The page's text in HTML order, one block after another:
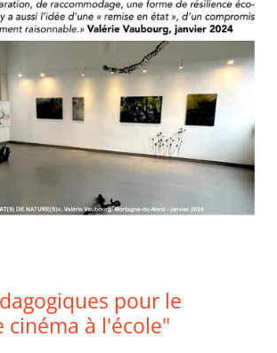
pour le
cinéma à l'école"